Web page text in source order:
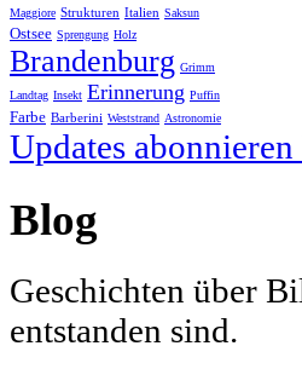
Maggiore Strukturen Italien Saksun
Ostsee Sprengung Holz
Brandenburg Grimm
Landtag Insekt Erinnerung Puffin
Farbe Barberini Weststrand Astronomie
Updates abonnieren
Blog
Geschichten über
entstanden sind.